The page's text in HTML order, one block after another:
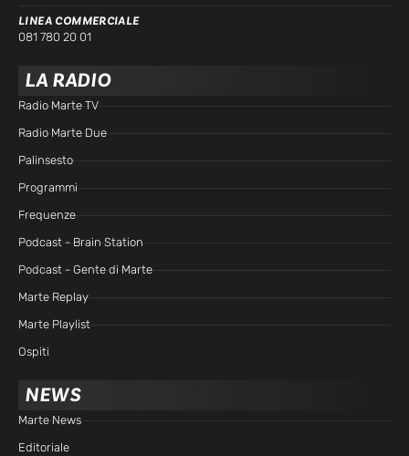
LINEA COMMERCIALE
081 780 20 01
LA RADIO
Radio Marte TV
Radio Marte Due
Palinsesto
Programmi
Frequenze
Podcast - Brain Station
Podcast - Gente di Marte
Marte Replay
Marte Playlist
Ospiti
NEWS
Marte News
Editoriale